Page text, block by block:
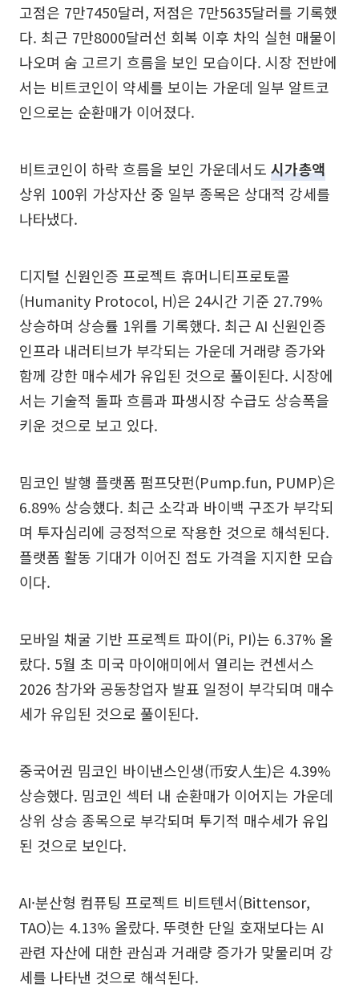
고점은 7만7450달러, 저점은 7만5635달러를 기록했
다. 최근 7만8000달러선 회복 이후 차익 실현 매물이
나오며 숨 고르기 흐름을 보인 모습이다. 시장 전반에
서는 비트코인이 약세를 보이는 가운데 일부 알트코
인으로는 순환매가 이어졌다.
비트코인이 하락 흐름을 보인 가운데서도 시가총액
상위 100위 가상자산 중 일부 종목은 상대적 강세를
나타냈다.
디지털 신원인증 프로젝트 휴머니티프로토콜
(Humanity Protocol, H)은 24시간 기준 27.79%
상승하며 상승률 1위를 기록했다. 최근 AI 신원인증
인프라 내러티브가 부각되는 가운데 거래량 증가와
함께 강한 매수세가 유입된 것으로 풀이된다. 시장에
서는 기술적 돌파 흐름과 파생시장 수급도 상승폭을
키운 것으로 보고 있다.
밈코인 발행 플랫폼 펌프닷펀(Pump.fun, PUMP)은
6.89% 상승했다. 최근 소각과 바이백 구조가 부각되
며 투자심리에 긍정적으로 작용한 것으로 해석된다.
플랫폼 활동 기대가 이어진 점도 가격을 지지한 모습
이다.
모바일 채굴 기반 프로젝트 파이(Pi, PI)는 6.37% 올
랐다. 5월 초 미국 마이애미에서 열리는 컨센서스
2026 참가와 공동창업자 발표 일정이 부각되며 매수
세가 유입된 것으로 풀이된다.
중국어권 밈코인 바이낸스인생(币安人生)은 4.39%
상승했다. 밈코인 섹터 내 순환매가 이어지는 가운데
상위 상승 종목으로 부각되며 투기적 매수세가 유입
된 것으로 보인다.
AI·분산형 컴퓨팅 프로젝트 비트텐서(Bittensor,
TAO)는 4.13% 올랐다. 뚜렷한 단일 호재보다는 AI
관련 자산에 대한 관심과 거래량 증가가 맞물리며 강
세를 나타낸 것으로 해석된다.